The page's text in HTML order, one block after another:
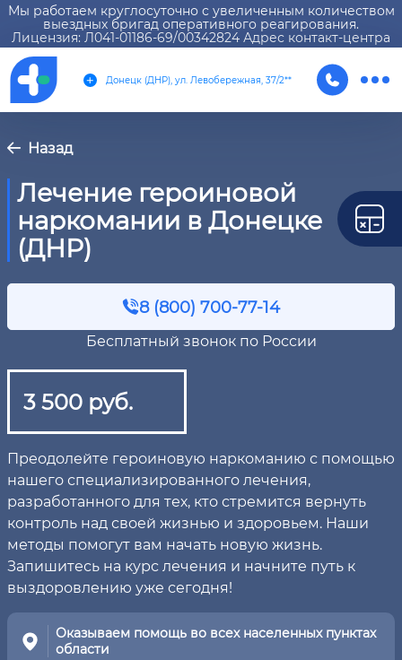
Мы работаем круглосуточно с увеличенным количеством
выездных бригад оперативного реагирования.
Лицензия: Л041-01186-69/00342824 Адрес контакт-центра
Донецк (ДНР), ул. Левобережная, 37/2**
Назад
Лечение героиновой
наркомании в Донецке
(ДНР)
8 (800) 700-77-14
Бесплатный звонок по России
3 500 руб.
Преодолейте героиновую наркоманию с помощью
нашего специализированного лечения,
разработанного для тех, кто стремится вернуть
контроль над своей жизнью и здоровьем. Наши
методы помогут вам начать новую жизнь.
Запишитесь на курс лечения и начните путь к
выздоровлению уже сегодня!
Оказываем помощь во всех населенных пунктах
области